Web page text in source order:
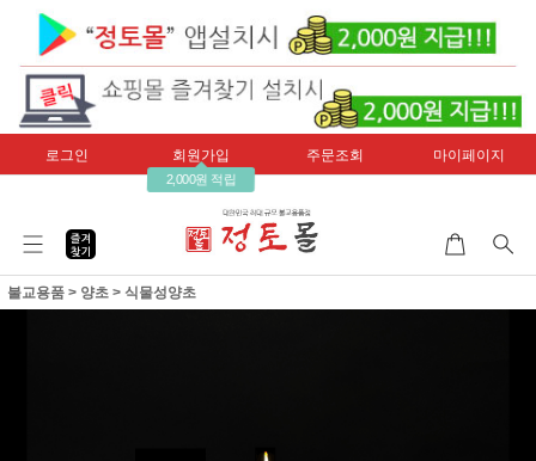
로그인 회원가입
2,000원 적립
주문조회 마이페이지
불교용품 > 양초 > 식물성양초